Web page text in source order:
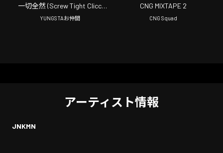
一切全然 (Screw Tight Clicc
Ver.)
YUNGSTAお仲間
CNG MIXTAPE 2
CNG Squad
アーティスト情報
JNKMN